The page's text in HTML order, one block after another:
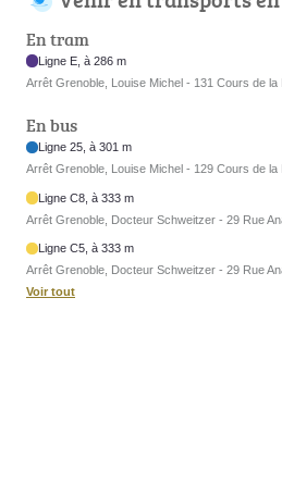
En tram
Ligne E, à 286 m
Arrêt Grenoble, Louise Michel - 131 Cours de
En bus
Ligne 25, à 301 m
Arrêt Grenoble, Louise Michel - 129 Cours de
Ligne C8, à 333 m
Arrêt Grenoble, Docteur Schweitzer - 29 Rue
Ligne C5, à 333 m
Arrêt Grenoble, Docteur Schweitzer - 29 Rue
Voir tout